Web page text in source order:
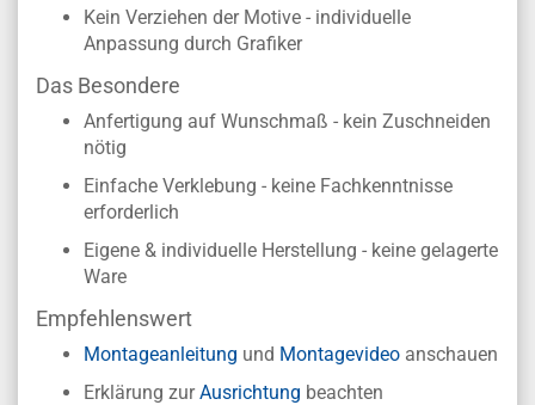
Kein Verziehen der Motive - individuelle
Anpassung durch Grafiker
Das Besondere
Anfertigung auf Wunschmaß - kein Zuschneiden
nötig
Einfache Verklebung - keine Fachkenntnisse
erforderlich
Eigene & individuelle Herstellung - keine gelagerte
Ware
Empfehlenswert
Montageanleitung und Montagevideo anschauen
Erklärung zurAusrichtung beachten